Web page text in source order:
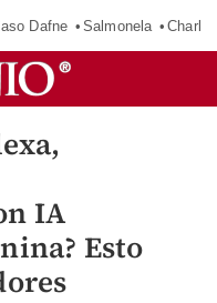
Dafne Salmonela
IA
Esto